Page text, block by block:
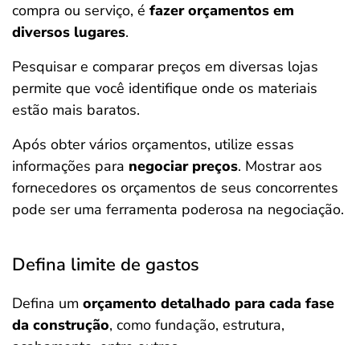
compra ou serviço, é fazer orçamentos em
diversos lugares.
Pesquisar e comparar preços em diversas lojas
permite que você identifique onde os materiais
estão mais baratos.
Após obter vários orçamentos, utilize essas
informações para negociar preços. Mostrar aos
fornecedores os orçamentos de seus concorrentes
pode ser uma ferramenta poderosa na negociação.
Defina limite de gastos
Defina um orçamento detalhado para cada fase
da construção, como fundação, estrutura,